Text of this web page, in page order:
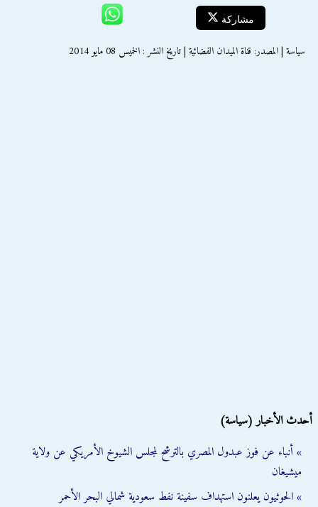
مشاركة
سياسة | المصدر: قناة الميدان الفضائية | تاريخ النشر : الخميس 08 مايو 2014
أحدث الأخبار (سياسة)
» أنباء عن فوز عبدول المصري بالترشح لمجلس الشيوخ الأمريكي عن ولاية
ميشيغان
» الحوثيون يعلنون استهداف سفينة نفط سعودية شمالي البحر الأحمر